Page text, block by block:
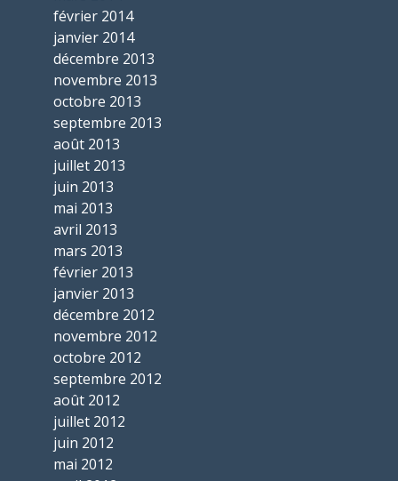
février 2014
janvier 2014
décembre 2013
novembre 2013
octobre 2013
septembre 2013
août 2013
juillet 2013
juin 2013
mai 2013
avril 2013
mars 2013
février 2013
janvier 2013
décembre 2012
novembre 2012
octobre 2012
septembre 2012
août 2012
juillet 2012
juin 2012
mai 2012